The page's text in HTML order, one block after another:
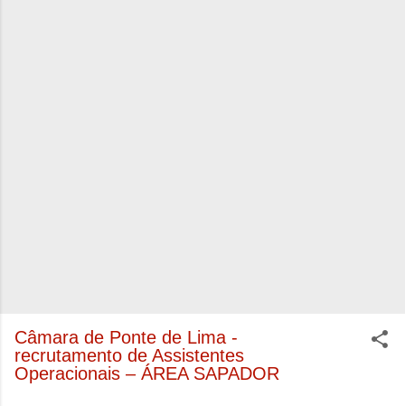
Câmara de Ponte de Lima -
recrutamento de Assistentes
Operacionais – ÁREA SAPADOR